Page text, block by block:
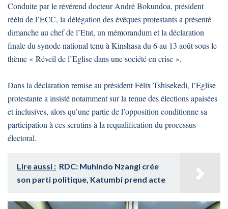
Conduite par le révérend docteur André Bokundoa, président
réélu de l’ECC, la délégation des évêques protestants a présenté
dimanche au chef de l’Etat, un mémorandum et la déclaration
finale du synode national tenu à Kinshasa du 6 au 13 août sous le
thème « Réveil de l’Eglise dans une société en crise ».
Dans la déclaration remise au président Félix Tshisekedi, l’Eglise
protestante a insisté notamment sur la tenue des élections apaisées
et inclusives, alors qu’une partie de l’opposition conditionne sa
participation à ces scrutins à la requalification du processus
électoral.
Lire aussi : RDC: Muhindo Nzangi crée
son parti politique, Katumbi prend acte